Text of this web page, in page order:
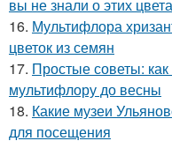
вы не знали о этих
16. Мультифлора
цветок из семян
17. Простые советы:
мультифлору до весны
18. Какие музеи
для посещения